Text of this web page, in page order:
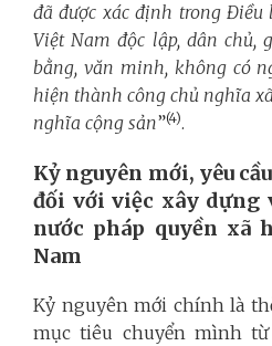
đã được xác định trong Điều
Việt Nam độc lập, dân chủ,
bằng, văn minh, không có
hiện thành công chủ nghĩa
nghĩa cộng sản”(4).
Kỷ nguyên mới, yêu
đối với việc xây dựng
nước pháp quyền xã
Nam
Kỷ nguyên mới chính là
mục tiêu chuyển mình